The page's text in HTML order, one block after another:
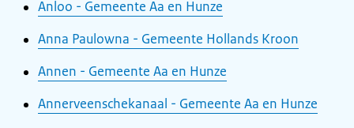
Anloo - Gemeente Aa en Hunze
Anna Paulowna - Gemeente Hollands Kroon
Annen - Gemeente Aa en Hunze
Annerveenschekanaal - Gemeente Aa en Hunze